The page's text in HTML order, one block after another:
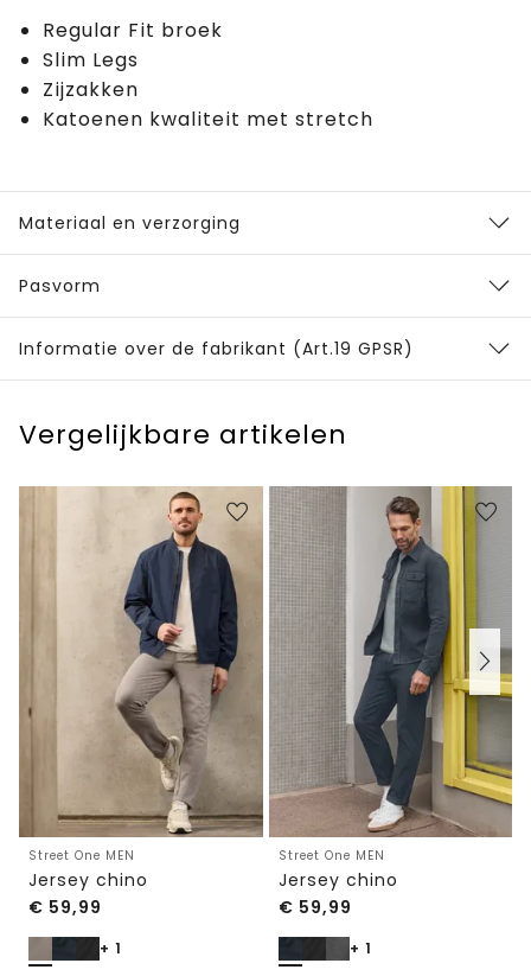
Regular Fit broek
Slim Legs
Zijzakken
Katoenen kwaliteit met stretch
Materiaal en verzorging
Pasvorm
Informatie over de fabrikant (Art.19 GPSR)
Vergelijkbare artikelen
Street One MEN
Jersey chino
€ 59,99
+ 1
Street One MEN
Jersey chino
€ 59,99
+ 1